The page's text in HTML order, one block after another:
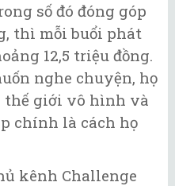
số đó đóng góp
thì mỗi buổi phát
12,5 triệu đồng.
nghe chuyện, họ
thế giới vô hình và
chính là cách họ
kênh Challenge